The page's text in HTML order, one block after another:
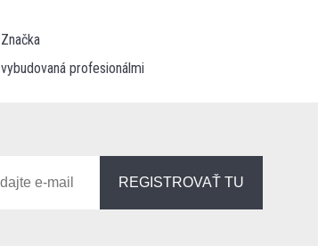
Značka
vybudovaná profesionálmi
REGISTROVAŤ TU